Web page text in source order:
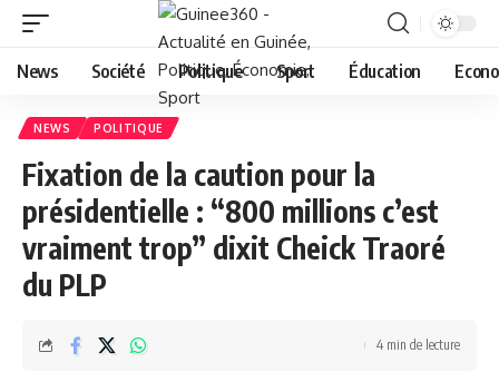
News Société Politique Sport Éducation
NEWS POLITIQUE
Fixation de la caution pour la
présidentielle : “800 millions c’est
vraiment trop” dixit Cheick Traoré
du PLP
4 min de lecture